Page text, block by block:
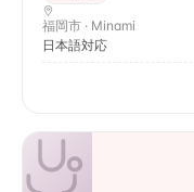
福岡市 · Minami
日本語対応